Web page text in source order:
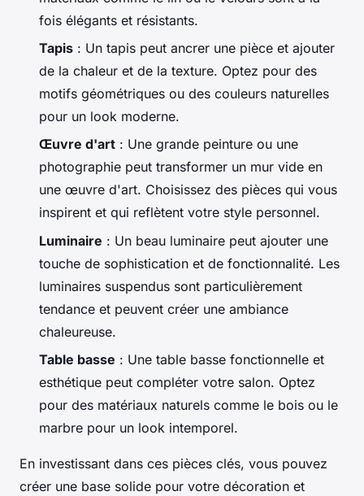
fois élégants et résistants.
Tapis : Un tapis peut ancrer une pièce et ajouter
de la chaleur et de la texture. Optez pour des
motifs géométriques ou des couleurs naturelles
pour un look moderne.
Œuvre d'art : Une grande peinture ou une
photographie peut transformer un mur vide en
une œuvre d'art. Choisissez des pièces qui vous
inspirent et qui reflètent votre style personnel.
Luminaire : Un beau luminaire peut ajouter une
touche de sophistication et de fonctionnalité. Les
luminaires suspendus sont particulièrement
tendance et peuvent créer une ambiance
chaleureuse.
Table basse : Une table basse fonctionnelle et
esthétique peut compléter votre salon. Optez
pour des matériaux naturels comme le bois ou le
marbre pour un look intemporel.
En investissant dans ces pièces clés, vous pouvez
créer une base solide pour votre décoration et